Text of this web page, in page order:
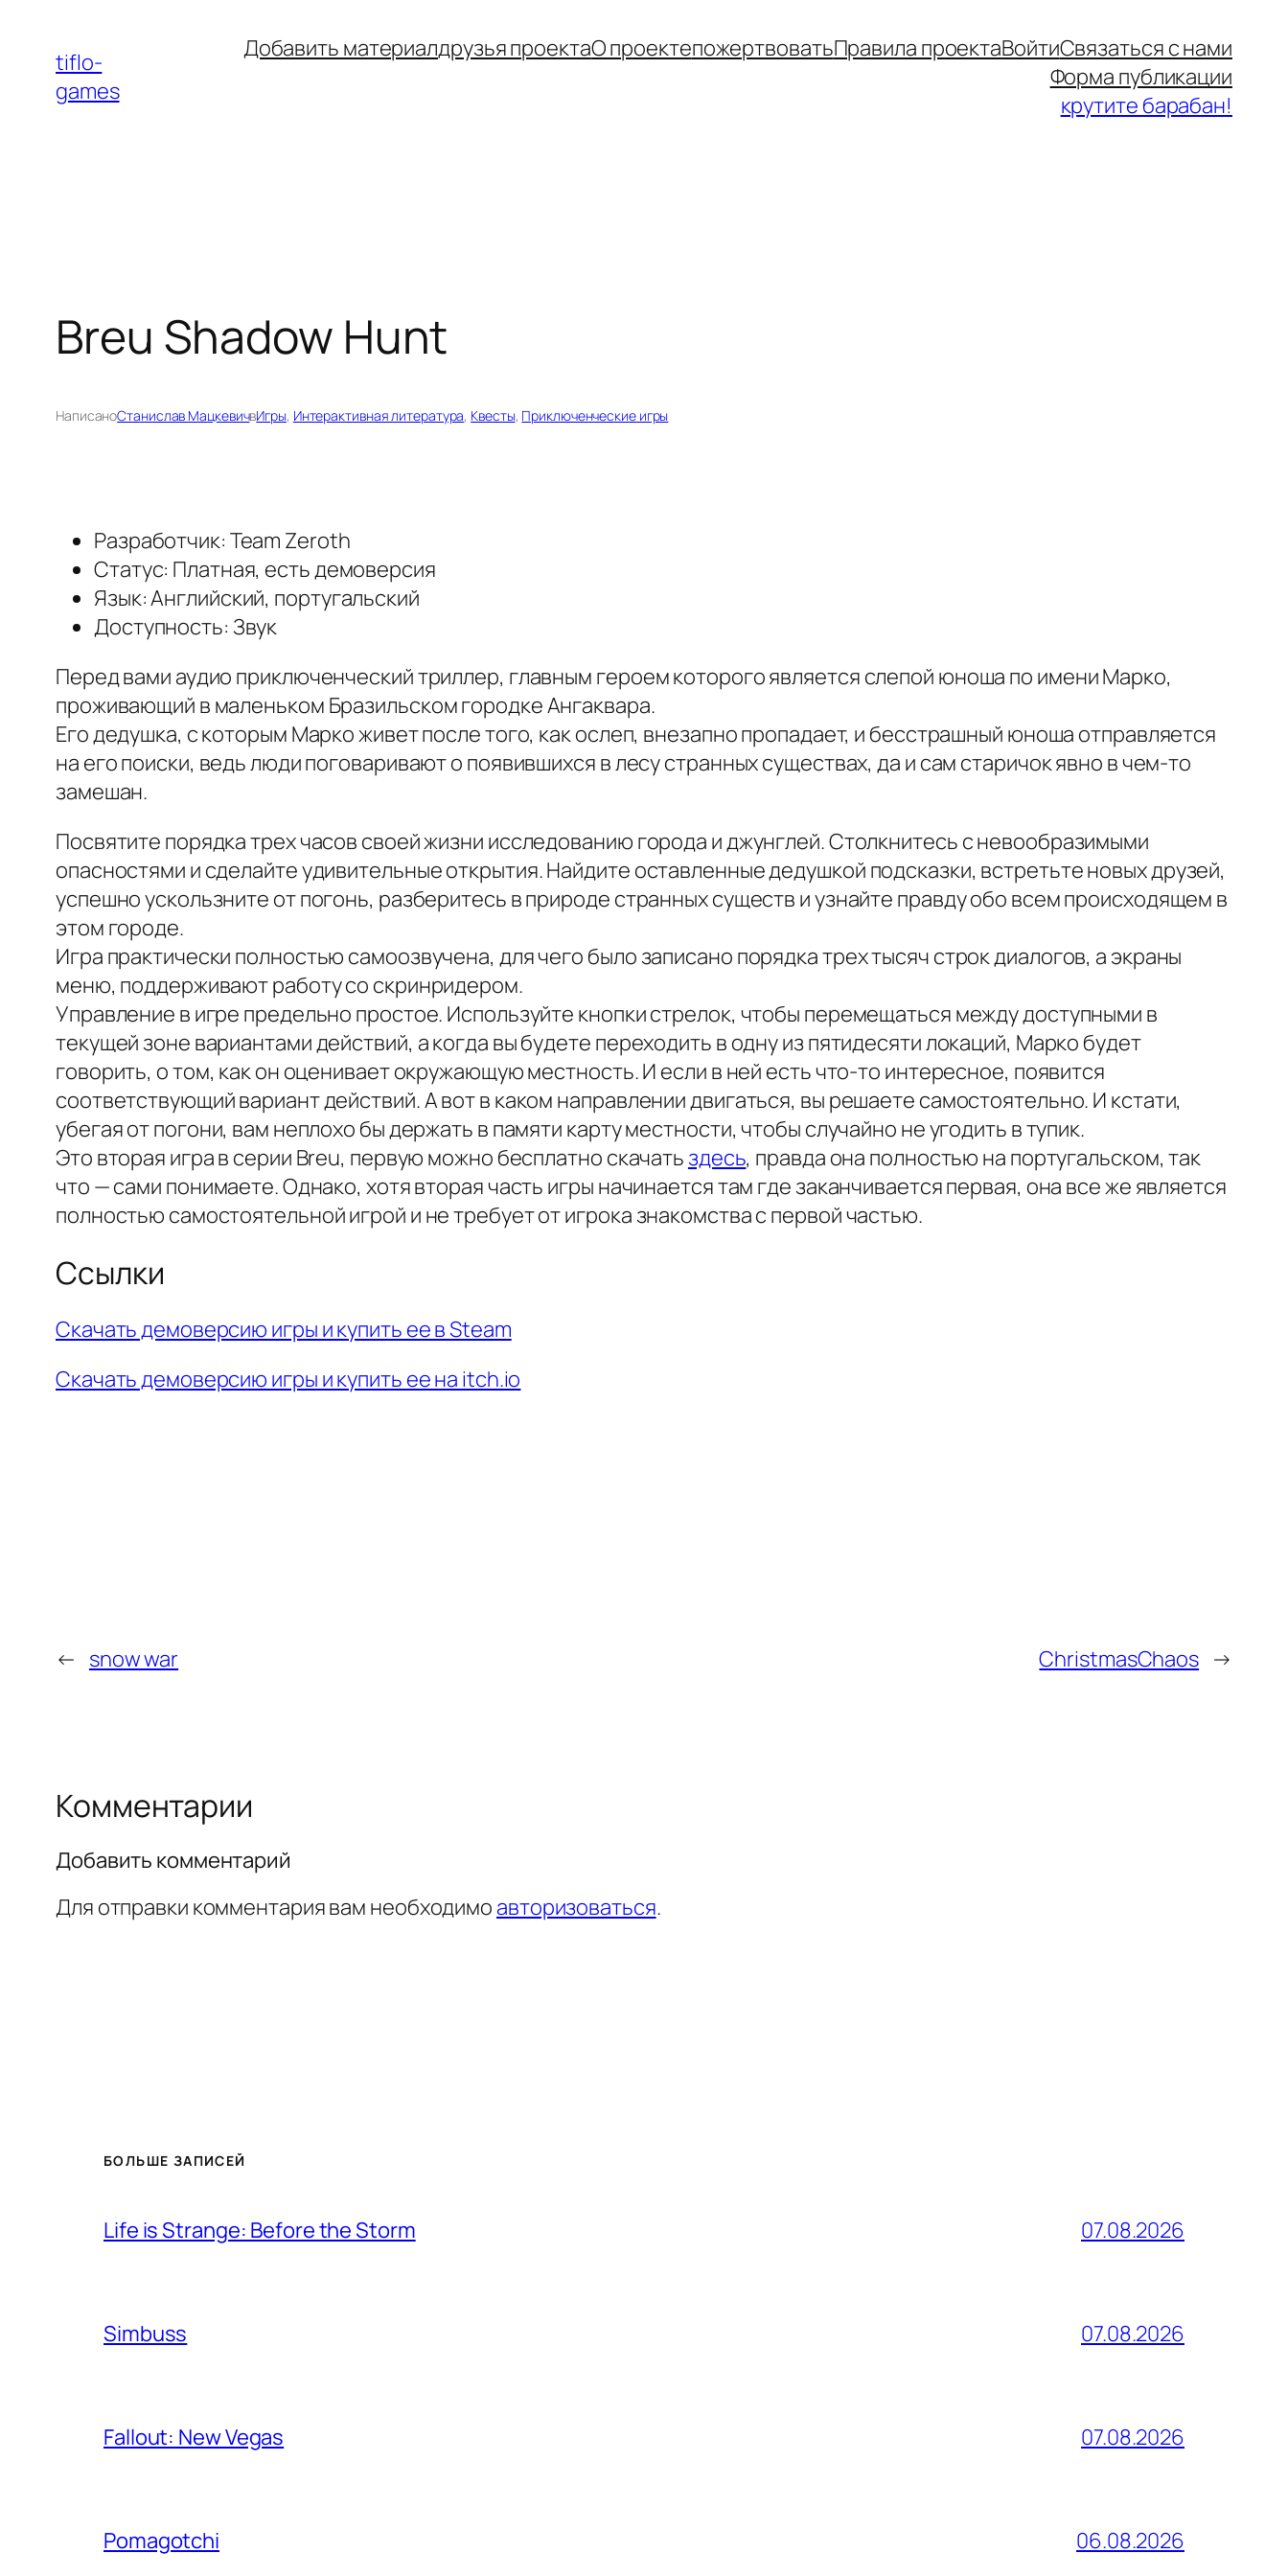
содержимому
tiflo-
games
Добавить материалдрузья проектаО проектепожертвоватьПравила проектаВойтиСвязаться с нами
Форма публикации
крутите барабан!
Breu Shadow Hunt
НаписаноСтанислав МацкевичвИгры, Интерактивная литература, Квесты, Приключенческие игры
Разработчик: Team Zeroth
Статус: Платная, есть демоверсия
Язык: Английский, португальский
Доступность: Звук
Перед вами аудио приключенческий триллер, главным героем которого является слепой юноша по имени Марко,
проживающий в маленьком Бразильском городке Ангаквара.
Его дедушка, с которым Марко живет после того, как ослеп, внезапно пропадает, и бесстрашный юноша отправляется
на его поиски, ведь люди поговаривают о появившихся в лесу странных существах, да и сам старичок явно в чем-то
замешан.
Посвятите порядка трех часов своей жизни исследованию города и джунглей. Столкнитесь с невообразимыми
опасностями и сделайте удивительные открытия. Найдите оставленные дедушкой подсказки, встретьте новых друзей,
успешно ускользните от погонь, разберитесь в природе странных существ и узнайте правду обо всем происходящем в
этом городе.
Игра практически полностью самоозвучена, для чего было записано порядка трех тысяч строк диалогов, а экраны
меню, поддерживают работу со скринридером.
Управление в игре предельно простое. Используйте кнопки стрелок, чтобы перемещаться между доступными в
текущей зоне вариантами действий, а когда вы будете переходить в одну из пятидесяти локаций, Марко будет
говорить, о том, как он оценивает окружающую местность. И если в ней есть что-то интересное, появится
соответствующий вариант действий. А вот в каком направлении двигаться, вы решаете самостоятельно. И кстати,
убегая от погони, вам неплохо бы держать в памяти карту местности, чтобы случайно не угодить в тупик.
Это вторая игра в серии Breu, первую можно бесплатно скачатьздесь, правда она полностью на португальском, так
что — сами понимаете. Однако, хотя вторая часть игры начинается там где заканчивается первая, она все же является
полностью самостоятельной игрой и не требует от игрока знакомства с первой частью.
Ссылки
Скачать демоверсию игры и купить ее в Steam
Скачать демоверсию игры и купить ее на itch.io
← snow war ChristmasChaos →
Комментарии
Добавить комментарий
Для отправки комментария вам необходимо авторизоваться.
БОЛЬШЕ ЗАПИСЕЙ
Life is Strange: Before the Storm 07.08.2026
Simbuss 07.08.2026
Fallout: New Vegas 07.08.2026
Pomagotchi 06.08.2026